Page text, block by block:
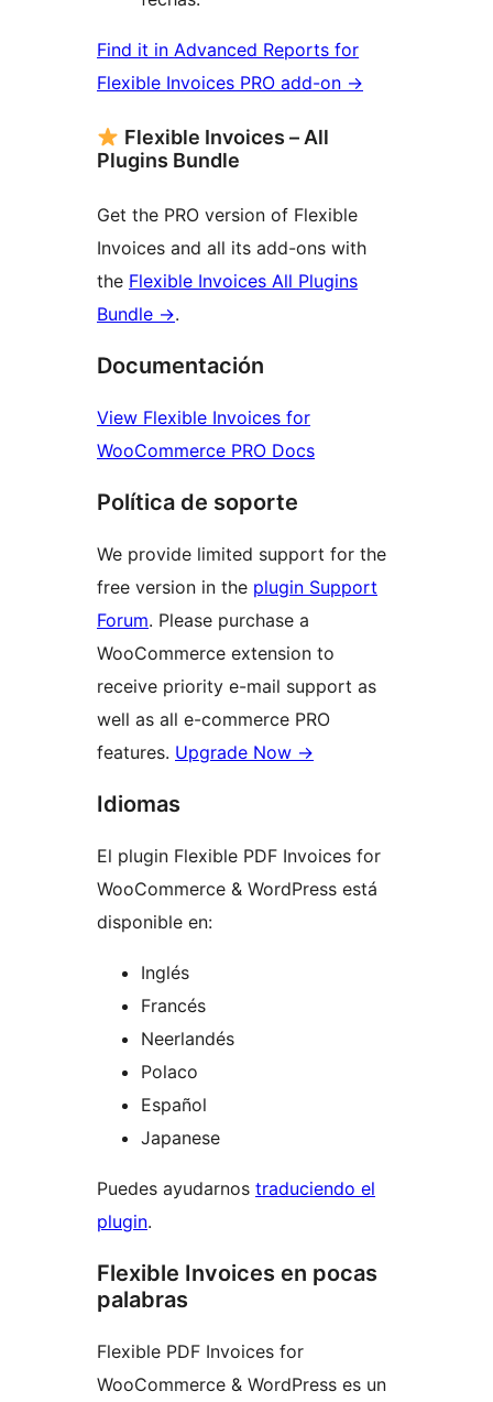
Find it in Advanced Reports for
Flexible Invoices PRO add-on →
Flexible Invoices – All
Plugins Bundle
Get the PRO version of Flexible
Invoices and all its add-ons with
the Flexible Invoices All Plugins
Bundle →.
Documentación
View Flexible Invoices for
WooCommerce PRO Docs
Política de soporte
We provide limited support for the
free version in the plugin Support
Forum. Please purchase a
WooCommerce extension to
receive priority e-mail support as
well as all e-commerce PRO
features. Upgrade Now →
Idiomas
El plugin Flexible PDF Invoices for
WooCommerce & WordPress está
disponible en:
Inglés
Francés
Neerlandés
Polaco
Español
Japanese
Puedes ayudarnos traduciendo el
plugin.
Flexible Invoices en pocas
palabras
Flexible PDF Invoices for
WooCommerce & WordPress es un